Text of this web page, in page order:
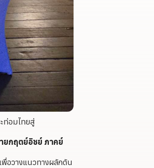
ท่อมไทยสู่
ยกฤตย์อิชย์ ภาคย์
อวางแนวทางผลักดัน